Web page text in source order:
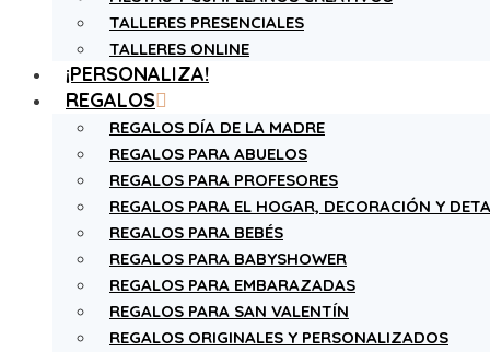
TALLERES PRESENCIALES
TALLERES ONLINE
¡PERSONALIZA!
REGALOS
REGALOS DÍA DE LA MADRE
REGALOS PARA ABUELOS
REGALOS PARA PROFESORES
REGALOS PARA EL HOGAR, DECORACIÓN Y
REGALOS PARA BEBÉS
REGALOS PARA BABYSHOWER
REGALOS PARA EMBARAZADAS
REGALOS PARA SAN VALENTÍN
REGALOS ORIGINALES Y PERSONALIZADOS